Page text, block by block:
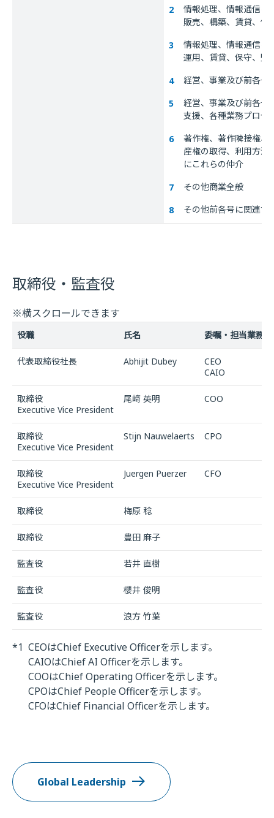
情報処理、情報通信に
販売、構築、賃貸、保
情報処理、情報通信に
運用、賃貸、保守、監
経営、事業及び前各号
経営、事業及び前各号
支援、各種業務プロセ
著作権、著作隣接権、
産権の取得、利用方法
にこれらの仲介
その他商業全般
その他前各号に関連す
取締役・監査役
※横スクロールできます
役職 氏名 委嘱・担当業務
代表取締役社長 Abhijit Dubey
CEO
CAIO
取締役
Executive Vice President
尾﨑 英明 COO
取締役
Executive Vice President
Stijn Nauwelaerts CPO
取締役
Executive Vice President
Juergen Puerzer CFO
取締役 梅原 稔
取締役 豊田 麻子
監査役 若井 直樹
監査役 櫻井 俊明
監査役 浪方 竹葉
*1 CEOはChief Executive Officerを示します。
CAIOはChief AI Officerを示します。
COOはChief Operating Officerを示します。
CPOはChief People Officerを示します。
CFOはChief Financial Officerを示します。
Global Leadership